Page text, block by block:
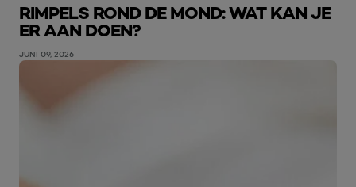
RIMPELS ROND DE MOND: WAT KAN JE
ER AAN DOEN?
JUNI 09, 2026